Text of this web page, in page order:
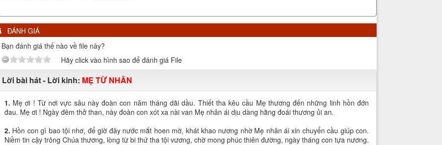
ĐÁNH GIÁ
Bạn đánh giá thế nào về file này?
Hãy click vào hình sao để đánh giá File
Lời bài hát - Lời kinh: MẸ TỪ NHÂN
1. Mẹ ơi ! Từ nơi vực sâu này đoàn con năm tháng dãi dầu. Thiết tha kêu cầu Mẹ thương đến những linh hồn đớn
đau. Mẹ ơi ! Ngày đêm thở than, này đoàn con xót xa nài van Mẹ nhân ái dịu dàng hằng đoái thương ủi an.
2. Hồn con gì bao tội nhơ, để giờ đây nước mắt hoen mờ, khát khao nương nhờ Mẹ nhân ái xin chuyển cầu giúp con.
Niềm tin cậy trông Chúa thương, lòng từ bi thứ tha tội vương, chờ mong phúc thiên đường, ngày tháng con tựa nương.